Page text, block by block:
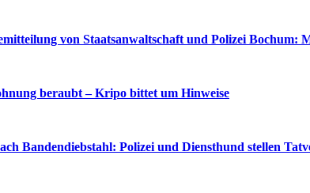
von Staatsanwaltschaft und Polizei
beraubt – Kripo bittet um Hinweise
Bandendiebstahl: Polizei und Diensthund stellen